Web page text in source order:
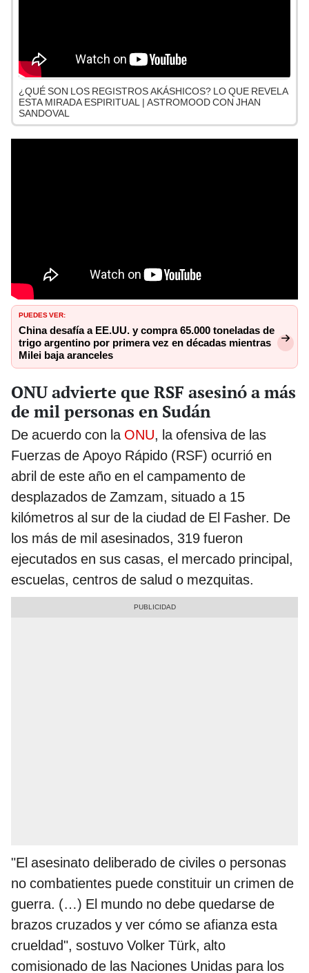
¿QUÉ SON LOS REGISTROS AKÁSHICOS? LO QUE REVELA
ESTA MIRADA ESPIRITUAL | ASTROMOOD CON JHAN
SANDOVAL
PUEDES VER:
China desafía a EE.UU. y compra 65.000 toneladas de
trigo argentino por primera vez en décadas mientras
Milei baja aranceles
ONU advierte que RSF asesinó a más
de mil personas en Sudán
De acuerdo con la ONU, la ofensiva de las
Fuerzas de Apoyo Rápido (RSF) ocurrió en
abril de este año en el campamento de
desplazados de Zamzam, situado a 15
kilómetros al sur de la ciudad de El Fasher. De
los más de mil asesinados, 319 fueron
ejecutados en sus casas, el mercado principal,
escuelas, centros de salud o mezquitas.
"El asesinato deliberado de civiles o personas
no combatientes puede constituir un crimen de
guerra. (…) El mundo no debe quedarse de
brazos cruzados y ver cómo se afianza esta
crueldad", sostuvo Volker Türk, alto
comisionado de las Naciones Unidas para los